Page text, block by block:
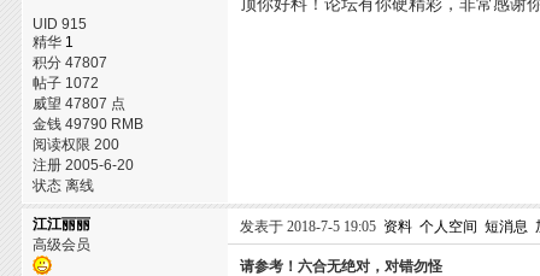
UID 915
精华 1
积分 47807
帖子 1072
威望 47807 点
金钱 49790 RMB
阅读权限 200
注册 2005-6-20
状态 离线
顶你好料！论坛有你硬精彩，非常感谢
江江丽丽
高级会员
发表于 2018-7-5 19:05 资料 个人空间 短消息
请参考！六合无绝对，对错勿怪